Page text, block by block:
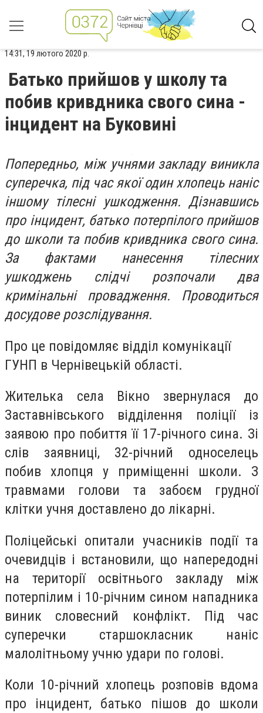
14:31, 19 лютого 2020 р.
Батько прийшов у школу та
побив кривдника свого сина -
інцидент на Буковині
Попередньо, між учнями закладу виникла
суперечка, під час якої один хлопець наніс
іншому тілесні ушкодження. Дізнавшись
про інцидент, батько потерпілого прийшов
до школи та побив кривдника свого сина.
За фактами нанесення тілесних
ушкоджень слідчі розпочали два
кримінальні провадження. Проводиться
досудове розслідування.
Про це повідомляє відділ комунікації
ГУНП в Чернівецькій області.
Жителька села Вікно звернулася до
Заставнівського відділення поліції із
заявою про побиття її 17-річного сина. Зі
слів заявниці, 32-річний односелець
побив хлопця у приміщенні школи. З
травмами голови та забоєм грудної
клітки учня доставлено до лікарні.
Поліцейські опитали учасників події та
очевидців і встановили, що напередодні
на території освітнього закладу між
потерпілим і 10-річним сином нападника
виник словесний конфлікт. Під час
суперечки старшокласник наніс
малолітньому учню удари по голові.
Коли 10-річний хлопець розповів вдома
про інцидент, батько пішов до школи